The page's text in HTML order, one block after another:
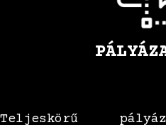
Teljeskörű